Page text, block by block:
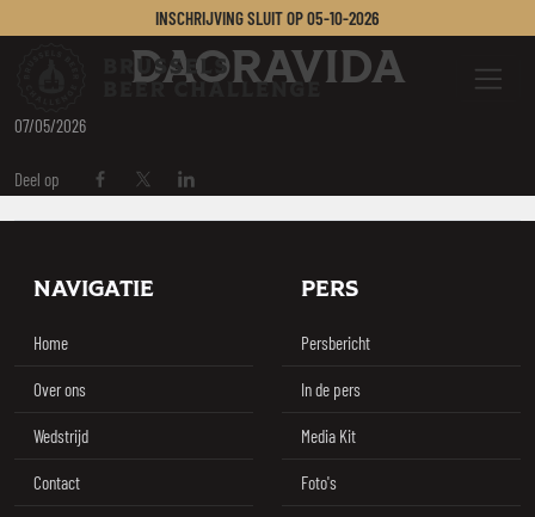
INSCHRIJVING SLUIT OP05-10-2026
Brussels Beer Challenge
Menu
CERVEJAS
DAORAVIDA
07/05/2026
Deel op Deel op Facebook
Deel op Twitter / X
Deel op Linkedin
Footer
NAVIGATIE
Home
Over ons
Wedstrijd
Contact
PERS
Persbericht
In de pers
Media Kit
Foto's